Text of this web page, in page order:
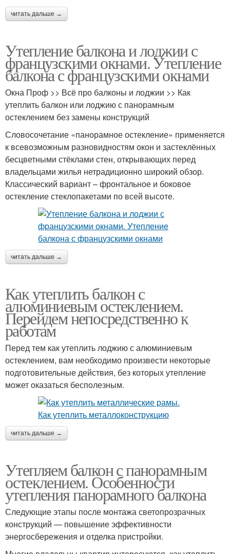
читать дальше →
Утепление балкона и лоджии с
французскими окнами. Утепление
балкона с французскими окнами
Окна Проф >> Всё про балконы и лоджии >> Как
утеплить балкон или лоджию с панорамным
остеклением без замены конструкций
Словосочетание «панорамное остекление» применяется
к всевозможным разновидностям окон и застеклённых
бесцветными стёклами стен, открывающих перед
владельцами жилья нетрадиционно широкий обзор.
Классический вариант – фронтальное и боковое
остекление стеклопакетами по всей высоте.
читать дальше →
Как утеплить балкон с
алюминиевым остеклением.
Перейдем непосредственно к
работам
Перед тем как утеплить лоджию с алюминиевым
остеклением, вам необходимо произвести некоторые
подготовительные действия, без которых утепление
может оказаться бесполезным.
читать дальше →
Утепляем балкон с панорамным
остеклением. Особенности
утепления панорамного балкона
Следующие этапы после монтажа светопрозрачных
конструкций — повышение эффективности
энергосбережения и отделка пристройки.